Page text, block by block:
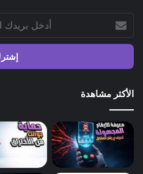
بريدك
الإلكتروني
الأكثر مشاهدة